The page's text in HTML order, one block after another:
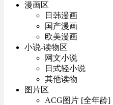
漫画区
日韩漫画
国产漫画
欧美漫画
小说-读物区
网文小说
日式轻小说
其他读物
图片区
ACG图片 [全年龄]